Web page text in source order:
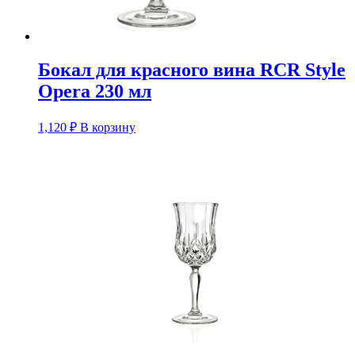
Бокал для красного вина RCR Style
Opera 230 мл
1,120 ₽ В корзину